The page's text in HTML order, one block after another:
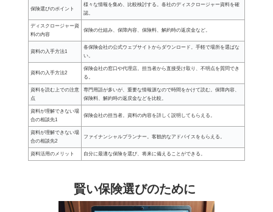
保険選びのポイント
様々な情報を集め、比較検討する。各社のディスクロージャー資料を確
認。
ディスクロージャー資
料の内容
保険の仕組み、保障内容、保険料、解約時の返戻金など。
資料の入手方法1
各保険会社の公式ウェブサイトからダウンロード。手軽で場所を選ばな
い。
資料の入手方法2
保険会社の窓口や代理店。担当者から直接受け取り、不明点を質問でき
る。
資料を読む上での注意
点
専門用語が多いが、重要な情報源なので時間をかけて読む。保障内容、
保険料、解約時の返戻金などを比較。
資料が理解できない場
合の相談先1
保険会社の担当者。資料の内容を詳しく説明してもらえる。
資料が理解できない場
合の相談先2
ファイナンシャルプランナー。客観的なアドバイスをもらえる。
資料活用のメリット 自分に最適な保険を選び、将来に備えることができる。
賢い保険選びのために